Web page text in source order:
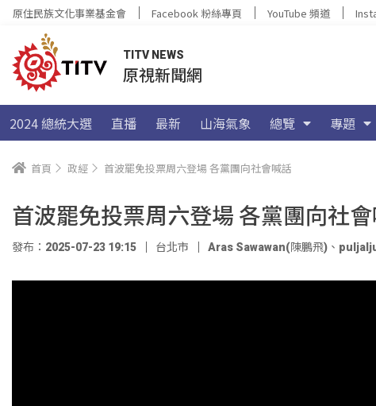
原住民族文化事業基金會 Facebook 粉絲專頁 YouTube 頻道
TITV NEWS
原視新聞網
2024 總統大選 直播 最新 山海氣象 總覽 專題
首頁 政經 首波罷免投票周六登場 各黨團向社會喊話
首波罷免投票周六登場 各黨團向社
發布：2025-07-23 19:15 台北市 Aras Sawawan(陳鵬飛) 、